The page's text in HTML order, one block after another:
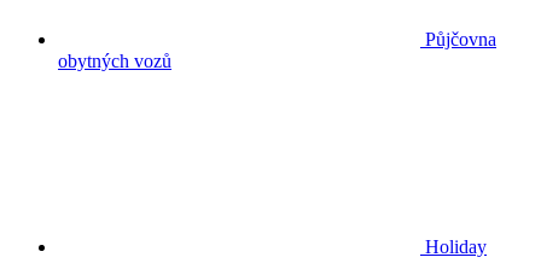
Půjčovna
obytných vozů
Holiday